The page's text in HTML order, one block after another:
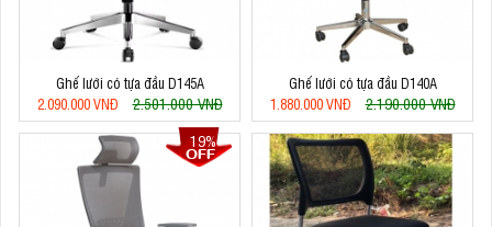
Ghế lưới có tựa đầu D145A
2.090.000 VNĐ
2.501.000 VNĐ
Ghế lưới có tựa đầu D140A
1.880.000 VNĐ
2.190.000 VNĐ
19%